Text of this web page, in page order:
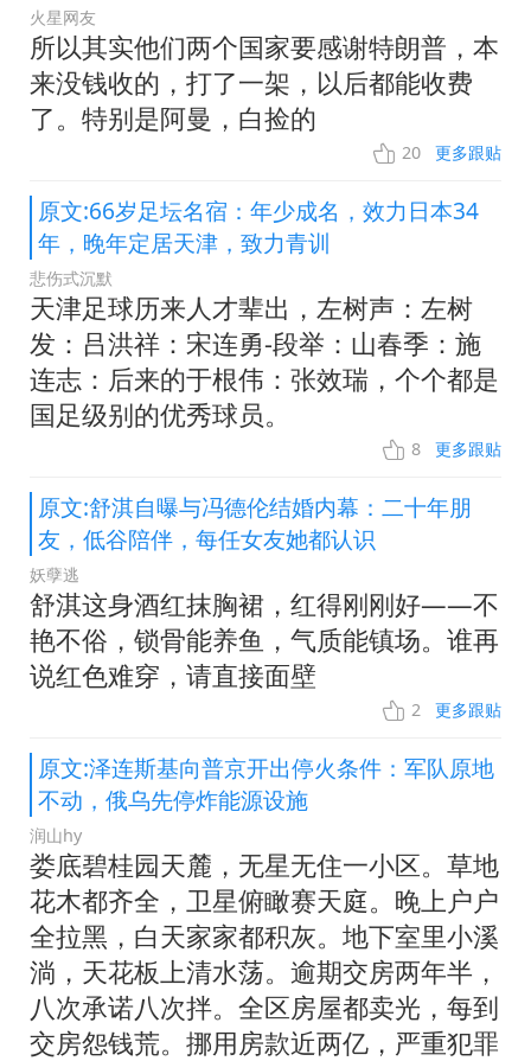
火星网友
所以其实他们两个国家要感谢特朗普，本
来没钱收的，打了一架，以后都能收费
了。特别是阿曼，白捡的
20 更多跟贴
原文:66岁足坛名宿：年少成名，效力日本34
年，晚年定居天津，致力青训
悲伤式沉默
天津足球历来人才辈出，左树声：左树
发：吕洪祥：宋连勇-段举：山春季：施
连志：后来的于根伟：张效瑞，个个都是
国足级别的优秀球员。
8 更多跟贴
原文:舒淇自曝与冯德伦结婚内幕：二十年朋
友，低谷陪伴，每任女友她都认识
妖孽逃
舒淇这身酒红抹胸裙，红得刚刚好——不
艳不俗，锁骨能养鱼，气质能镇场。谁再
说红色难穿，请直接面壁
2 更多跟贴
原文:泽连斯基向普京开出停火条件：军队原地
不动，俄乌先停炸能源设施
润山hy
娄底碧桂园天麓，无星无住一小区。草地
花木都齐全，卫星俯瞰赛天庭。晚上户户
全拉黑，白天家家都积灰。地下室里小溪
淌，天花板上清水荡。逾期交房两年半，
八次承诺八次拌。全区房屋都卖光，每到
交房怨钱荒。挪用房款近两亿，严重犯罪